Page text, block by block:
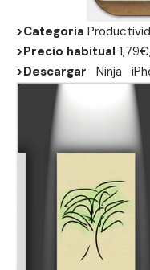
>Categoria
>Precio habitual
>Descargar
Ninja